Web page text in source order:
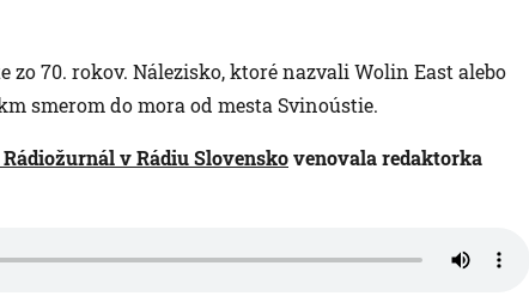
70. rokov. Nálezisko, ktoré nazvali Wolin East alebo
smerom do mora od mesta Svinoústie.
v Rádiu Slovenskovenovala redaktorka